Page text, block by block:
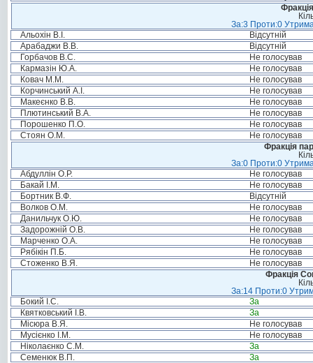
За:3 Проти:0
Альохін В.І.
Відсутній
Арабаджи В.В.
Відсутній
Горбачов В.С.
Не голосував
Кармазін Ю.А.
Не голосував
Ковач М.М.
Не голосував
Корчинський А.І.
Не голосував
Макеєнко В.В.
Не голосував
Плютинський В.А.
Не голосував
Порошенко П.О.
Не голосував
Стоян О.М.
Не голосував
Фракція
За:0 Проти:0
Абдуллін О.Р.
Не голосував
Бакай І.М.
Не голосував
Бортник В.Ф.
Відсутній
Волков О.М.
Не голосував
Данильчук О.Ю.
Не голосував
Задорожній О.В.
Не голосував
Марченко О.А.
Не голосував
Рябікін П.Б.
Не голосував
Стоженко В.Я.
Не голосував
Фракція
За:14 Проти:0
Бокий І.С.
За
Квятковський І.В.
За
Місюра В.Я.
Не голосував
Мусієнко І.М.
Не голосував
Ніколаєнко С.М.
За
Семенюк В.П.
За